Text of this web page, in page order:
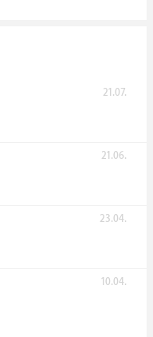
21.07.
21.06.
23.04.
10.04.